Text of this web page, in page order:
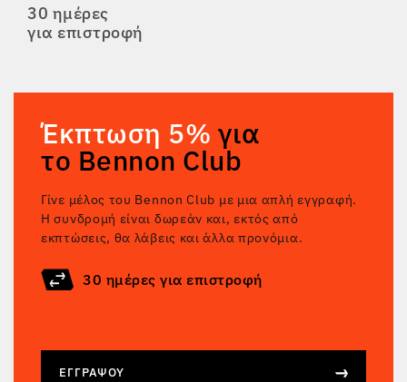
30 ημέρες
για επιστροφή
Έκπτωση 5% για
το Bennon Club
Γίνε μέλος του Bennon Club με μια απλή εγγραφή.
Η συνδρομή είναι δωρεάν και, εκτός από
εκπτώσεις, θα λάβεις και άλλα προνόμια.
30 ημέρες για επιστροφή
ΕΓΓΡΆΨΟΥ